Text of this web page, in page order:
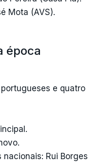
Mota (AVS).
época
e quatro
Rui Borges